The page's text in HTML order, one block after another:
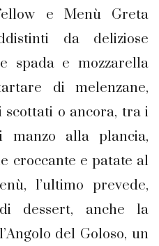
e Menù Greta
da deliziose
spada e mozzarella
di melenzane,
o ancora, tra i
manzo alla plancia,
croccante e patate al
l’ultimo prevede,
dessert, anche la
del Goloso, un